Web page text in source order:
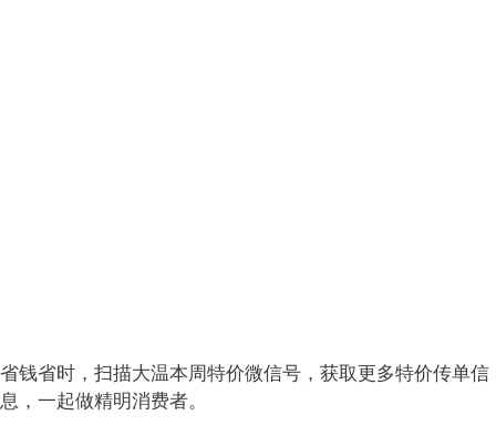
省钱省时，扫描大温本周特价微信号，获取更多特价传单信
息，一起做精明消费者。